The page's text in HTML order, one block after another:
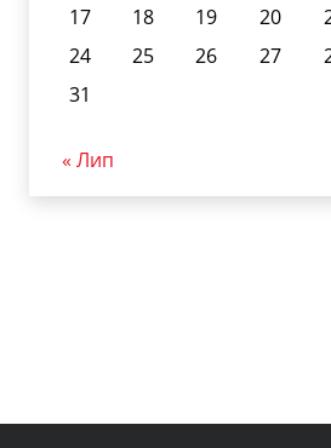
17
18 19 20
24
25 26 27
31
« Лип